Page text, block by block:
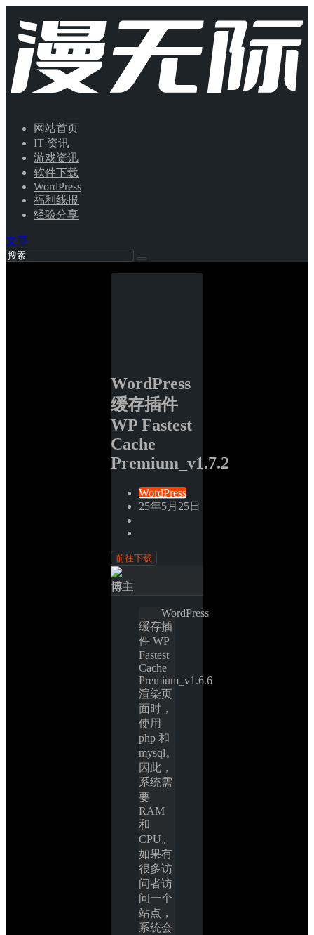
网站首页
IT 资讯
游戏资讯
软件下载
WordPress
福利线报
经验分享
文章
WordPress
缓存插件
WP Fastest
Cache
Premium_v1.7.2
WordPress
25年5月25日
前往下载
博主
WordPress
缓存插
件 WP
Fastest
Cache
Premium_v1.6.6
渲染页
面时，
使用
php 和
mysql。
因此，
系统需
要
RAM
和
CPU。
如果有
很多访
问者访
问一个
站点，
系统会